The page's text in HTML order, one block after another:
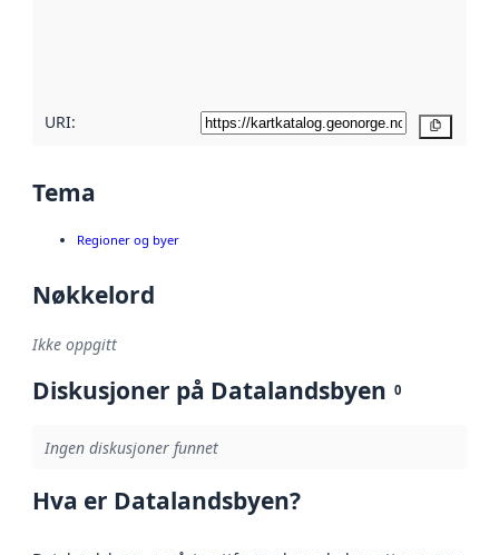
URI:
Tema
Regioner og byer
Nøkkelord
Ikke oppgitt
Diskusjoner på Datalandsbyen 0
Ingen diskusjoner funnet
Hva er Datalandsbyen?